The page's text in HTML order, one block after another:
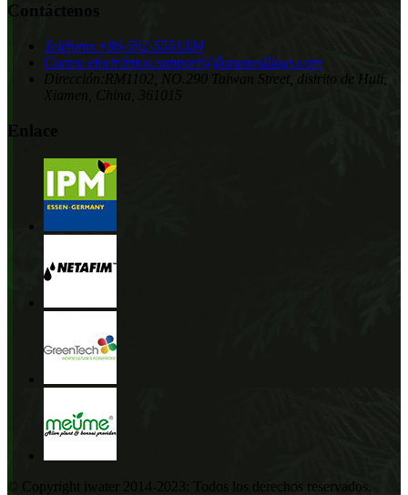
Contáctenos
Teléfono:+86-592-5551334
Correo electrónico:support@floraseedlings.com
RM1102, NO.290 Taiwan Street, distrito de Huli,
Xiamen, China, 361015
Enlace
© Copyright iwater 2014-2023: Todos los derechos reservados.